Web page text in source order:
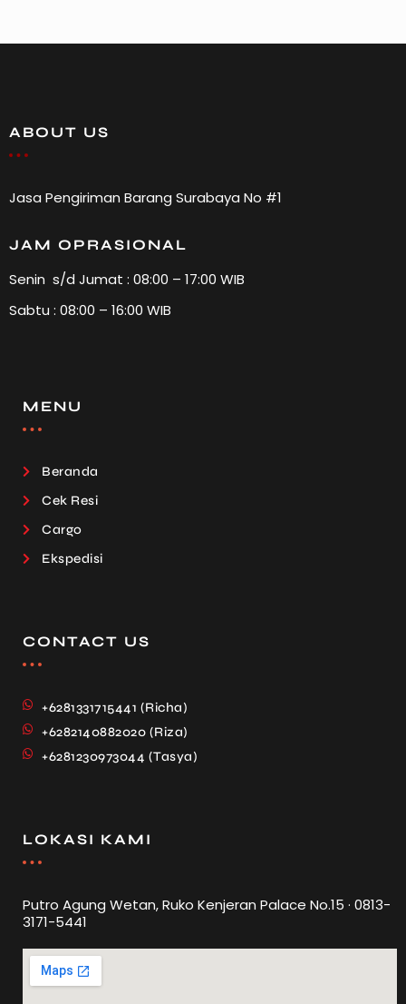
ABOUT US
Jasa Pengiriman Barang Surabaya No #1
JAM OPRASIONAL
Senin s/d Jumat : 08:00 – 17:00 WIB
Sabtu : 08:00 – 16:00 WIB
MENU
Beranda
Cek Resi
Cargo
Ekspedisi
CONTACT US
+6281331715441 (Richa)
+6282140882020 (Riza)
+6281230973044 (Tasya)
LOKASI KAMI
Putro Agung Wetan, Ruko Kenjeran Palace No.15 · 0813-
3171-5441